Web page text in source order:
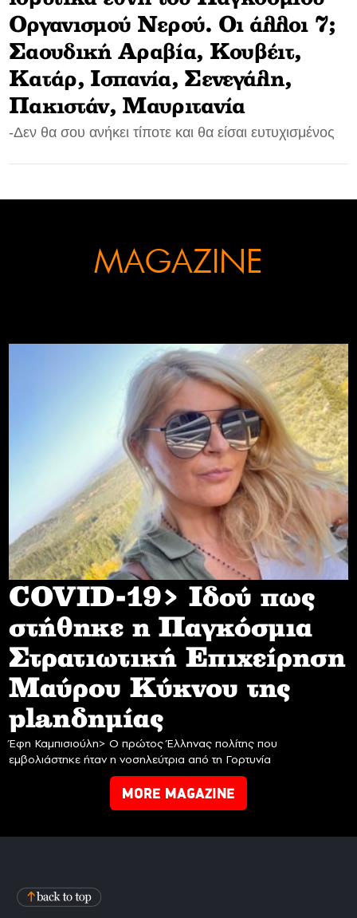
CONTACT
ADVERTISE
Οργανισμού Νερού. Οι άλλοι 7;
Σαουδική Αραβία, Κουβέιτ,
Κατάρ, Ισπανία, Σενεγάλη,
Πακιστάν, Μαυριτανία
-Δεν θα σου ανήκει τίποτε και θα είσαι ευτυχισμένος
MAGAZINE
COVID-19> Iδού πως
στήθηκε η Παγκόσμια
Στρατιωτική Επιχείρηση
Mαύρου Κύκνου της
planδημίας
Έφη Καμπισιούλη> Ο πρώτος Έλληνας πολίτης που
εμβολιάστηκε ήταν η νοσηλεύτρια από τη Γορτυνία
MORE MAGAZINE